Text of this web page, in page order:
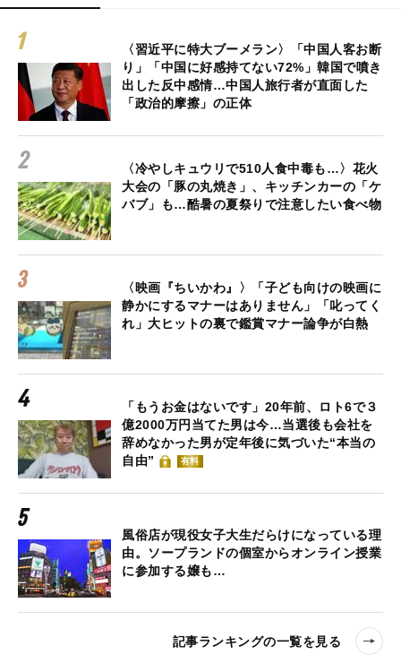
〈習近平に特大ブーメラン〉「中国人客お断
り」「中国に好感持てない72%」韓国で噴き
出した反中感情…中国人旅行者が直面した
「政治的摩擦」の正体
〈冷やしキュウリで510人食中毒も…〉花火
大会の「豚の丸焼き」、キッチンカーの「ケ
バブ」も…酷暑の夏祭りで注意したい食べ物
〈映画『ちいかわ』〉「子ども向けの映画に
静かにするマナーはありません」「叱ってく
れ」大ヒットの裏で鑑賞マナー論争が白熱
「もうお金はないです」20年前、ロト6で３
億2000万円当てた男は今…当選後も会社を
辞めなかった男が定年後に気づいた“本当の
自由”
有料
風俗店が現役女子大生だらけになっている理
由。ソープランドの個室からオンライン授業
に参加する嬢も…
記事ランキングの一覧を見る